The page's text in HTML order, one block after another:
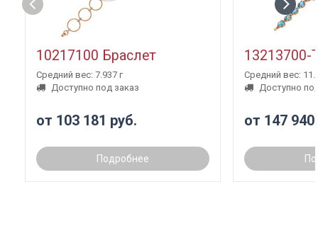
10217100 Браслет
Средний вес: 7.937 г
Доступно под заказ
от 103 181 руб.
Подробнее
13213700-
Средний вес:
Доступно
от 147 940